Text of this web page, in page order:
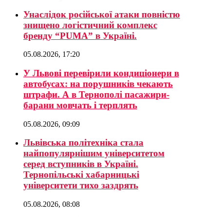
Унаслідок російської атаки повністю
знищено логістичний комплекс
бренду “PUMA” в Україні.
05.08.2026, 17:20
У Львові перевірили кондиціонери в
автобусах: на порушників чекають
штрафи. А в Тернополі пасажири-
барани мовчать і терплять
05.08.2026, 09:09
Львівська політехніка стала
найпопулярнішим університетом
серед вступників в Україні.
Тернопільські хабарницькі
університети тихо заздрять
05.08.2026, 08:08